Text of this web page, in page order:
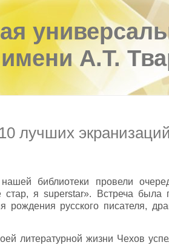
А.Т.
лучших
библиотеки провели
стар, я superstar». Встреча была
рождения русского писателя,
литературной жизни Чехов